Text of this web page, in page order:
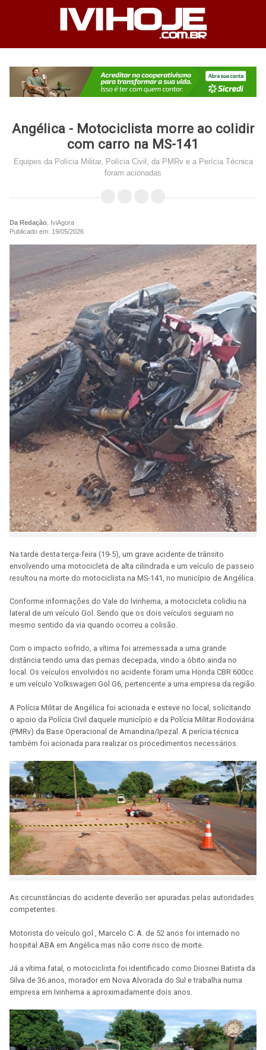
Angélica - Motociclista morre ao colidir
com carro na MS-141
Equipes da Polícia Militar, Polícia Civil, da PMRv e a Perícia Técnica
foram acionadas
Da Redação , IviAgora
Publicado em: 19/05/2026
Na tarde desta terça-feira (19-5), um grave acidente de trânsito
envolvendo uma motocicleta de alta cilindrada e um veículo de passeio
resultou na morte do motociclista na MS-141, no município de Angélica.
Conforme informações do Vale do Ivinhema, a motocicleta colidiu na
lateral de um veículo Gol. Sendo que os dois veículos seguiam no
mesmo sentido da via quando ocorreu a colisão.
Com o impacto sofrido, a vítima foi arremessada a uma grande
distância tendo uma das pernas decepada, vindo a óbito ainda no
local. Os veículos envolvidos no acidente foram uma Honda CBR 600cc
e um veículo Volkswagen Gol G6, pertencente a uma empresa da região.
A Polícia Militar de Angélica foi acionada e esteve no local, solicitando
o apoio da Polícia Civil daquele município e da Polícia Militar Rodoviária
(PMRv) da Base Operacional de Amandina/Ipezal. A perícia técnica
também foi acionada para realizar os procedimentos necessários.
As circunstâncias do acidente deverão ser apuradas pelas autoridades
competentes.
Motorista do veículo gol , Marcelo C. A. de 52 anos foi internado no
hospital ABA em Angélica mas não corre risco de morte.
Já a vítima fatal, o motociclista foi identificado como Diosnei Batista da
Silva de 36 anos, morador em Nova Alvorada do Sul e trabalha numa
empresa em Ivinhema a aproximadamente dois anos.